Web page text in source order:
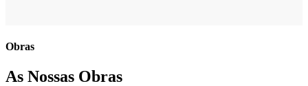
Obras
As Nossas Obras